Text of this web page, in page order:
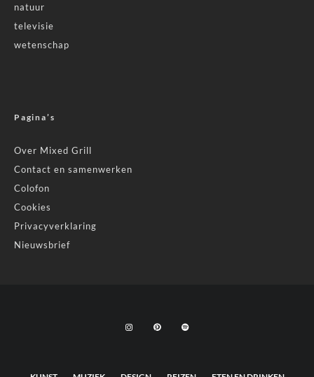
natuur
televisie
wetenschap
Pagina’s
Over Mixed Grill
Contact en samenwerken
Colofon
Cookies
Privacyverklaring
Nieuwsbrief